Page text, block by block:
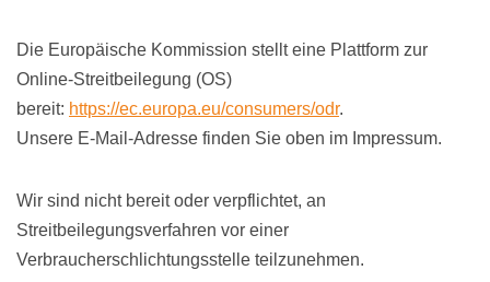
Die Europäische Kommission stellt eine Plattform zur
Online-Streitbeilegung (OS)
bereit: https://ec.europa.eu/consumers/odr.
Unsere E-Mail-Adresse finden Sie oben im Impressum.
Wir sind nicht bereit oder verpflichtet, an
Streitbeilegungsverfahren vor einer
Verbraucherschlichtungsstelle teilzunehmen.